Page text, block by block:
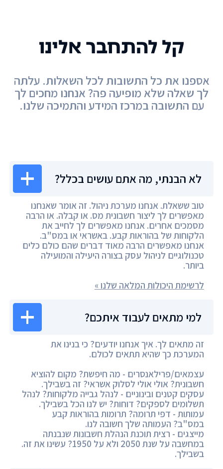
לא הבנתי, מה אתם עושים בכלל?
טוב ששאלת. אנחנו מערכת ניהול. זה אומר שאנחנו
מאפשרים לך ליצור חשבונית מס. או קבלה. או הרבה
מסמכים אחרים. אנחנו מאפשרים לך לחייב את
הלקוחות של בהוראות קבע. באשראי או במס"ב.
אנחנו מאפשרים הרבה מאוד דברים שהם כולם כלים
טכנולוגיים לניהול עסק בצורה היעילה והמועילה
ביותר.
לרשימת היכולות המלאה שלנו »
למי מתאים לעבוד איתכם?
זה מתאים לך. איך אנחנו יודעים? כי בנינו את
המערכת כך שהיא תתאים לכולם.
עצמאים/פרילאנסרים - מה חיפשת? מקום להוציא
חשבונית? אולי אולי לסלוק אשראי? זה בשבילך.
עסקים קטנים ובינוניים - לנהל גבייה מלקוחות? לנהל
תשלומים לספקים? דוחות? יש לנו הכל בשבילך.
עמותות - דפי תרומה? תרומות בהוראות קבע
במס"ב? העמותה שלך חשובה לנו.
מייצגים - רצית תוכנת הנהלת חשבונות שנבנתה
במחשבה על שנת 2050 ולא על 1950? עשינו את זה.
בשבילך.
קל להתחבר אלינו
אספנו את כל התשובות לכל השאלות. עלתה
לך שאלה שלא מופיעה פה? אנחנו מחכים לך
עם התשובה במרכז המידע והתמיכה שלנו.